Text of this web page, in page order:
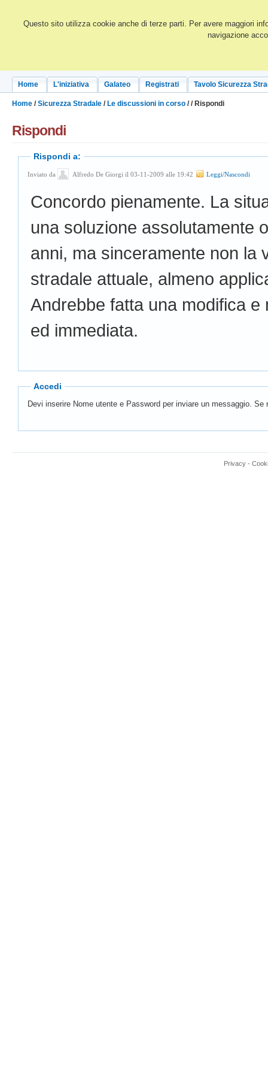
Questo sito utilizza cookie anche di terze parti. Per avere maggiori
navigazione
Home L'iniziativa Galateo Registrati Tavolo Sicurezza
Home /Sicurezza Stradale / Le discussioni in corso // Rispondi
Rispondi
Rispondi a:
Inviato da Alfredo De Giorgi il 03-11-2009 alle 19:42 Leggi/Nascondi
Concordo pienamente. La
una soluzione assolutamente
anni, ma sinceramente non la
stradale attuale, almeno
Andrebbe fatta una modifica
ed immediata.
Accedi
Devi inserire Nome utente e Password per inviare un messaggio.
Privacy -